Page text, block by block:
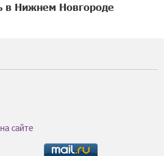
в Нижнем Новгороде
сайте